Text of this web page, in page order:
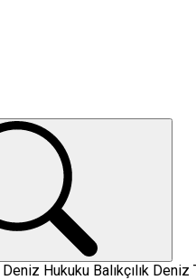
Deniz Hukuku Balıkçılık Deniz